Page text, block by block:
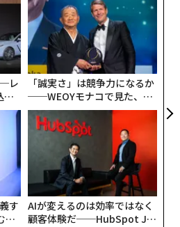
レ
め
「誠実さ」は競争力になるか
──WEOYモナコで見た、く
ら寿司の経営哲学
す
ス
AIが変えるのは効率ではなく
顧客体験だ──HubSpot Ja